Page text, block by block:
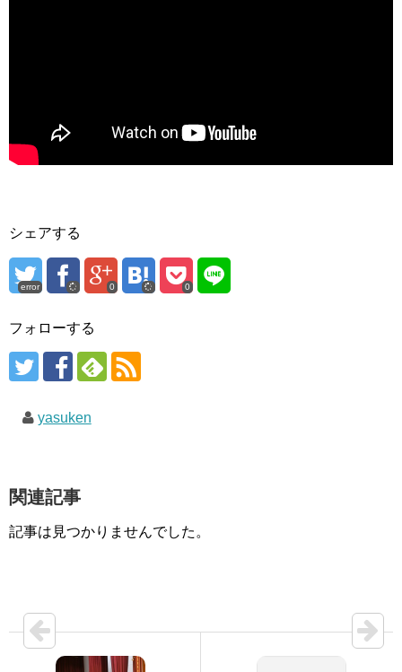
シェアする
error 0 0
フォローする
yasuken
関連記事
記事は見つかりませんでした。